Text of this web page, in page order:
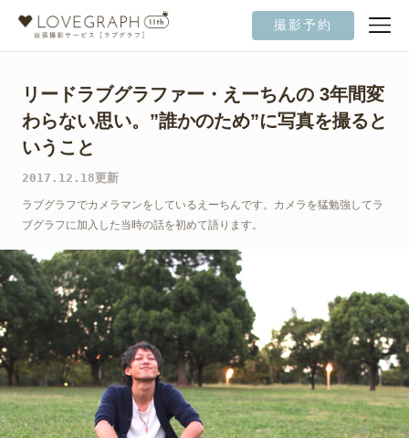
撮影予約
リードラブグラファー・えーちんの 3年間変
わらない思い。”誰かのため”に写真を撮ると
いうこと
2017.12.18更新
ラブグラフでカメラマンをしているえーちんです。カメラを猛勉強してラ
ブグラフに加入した当時の話を初めて語ります。